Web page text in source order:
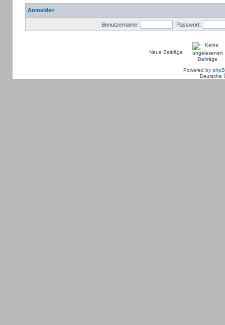
Anmelden
Benutzername: Passwort:
Neue Beiträge
Powered by
Deutsche